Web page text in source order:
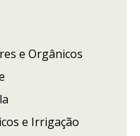
e Orgânicos
e Irrigação